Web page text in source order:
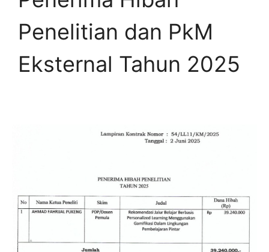
Penelitian dan PkM
Eksternal Tahun 2025